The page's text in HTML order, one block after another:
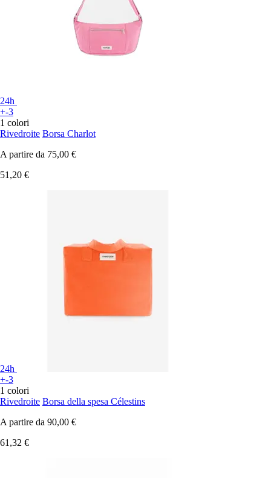
24h
+-3
1 colori
Rivedroite Borsa Charlot
A partire da 75,00 €
51,20 €
24h
+-3
1 colori
Rivedroite Borsa della spesa Célestins
A partire da 90,00 €
61,32 €